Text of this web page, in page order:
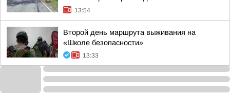
13:54
Второй день маршрута выживания на
«Школе безопасности»
13:33